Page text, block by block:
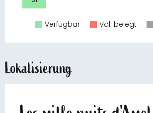
Verfügbar Voll belegt
Lokalisierung